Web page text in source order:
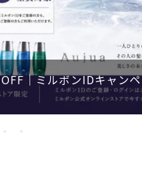
｜ミルボンIDキャンペ